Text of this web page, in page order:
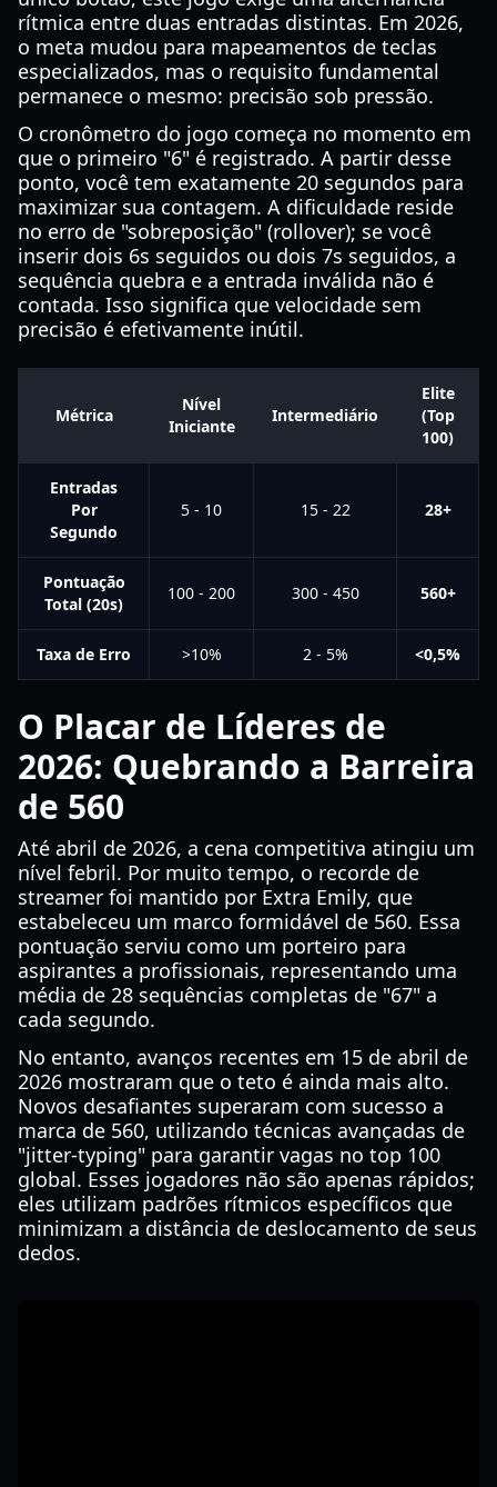
rítmica entre duas entradas distintas. Em 2026,
o meta mudou para mapeamentos de teclas
especializados, mas o requisito fundamental
permanece o mesmo: precisão sob pressão.
O cronômetro do jogo começa no momento em
que o primeiro "6" é registrado. A partir desse
ponto, você tem exatamente 20 segundos para
maximizar sua contagem. A dificuldade reside
no erro de "sobreposição" (rollover); se você
inserir dois 6s seguidos ou dois 7s seguidos, a
sequência quebra e a entrada inválida não é
contada. Isso significa que velocidade sem
precisão é efetivamente inútil.
Métrica
Nível
Iniciante
Intermediário
Elite
(Top
100)
Entradas
Por
Segundo
5 - 10 15 - 22 28+
Pontuação
Total (20s)
100 - 200 300 - 450 560+
Taxa de Erro >10% 2 - 5% <0,5%
O Placar de Líderes de
2026: Quebrando a Barreira
de 560
Até abril de 2026, a cena competitiva atingiu um
nível febril. Por muito tempo, o recorde de
streamer foi mantido por Extra Emily, que
estabeleceu um marco formidável de 560. Essa
pontuação serviu como um porteiro para
aspirantes a profissionais, representando uma
média de 28 sequências completas de "67" a
cada segundo.
No entanto, avanços recentes em 15 de abril de
2026 mostraram que o teto é ainda mais alto.
Novos desafiantes superaram com sucesso a
marca de 560, utilizando técnicas avançadas de
"jitter-typing" para garantir vagas no top 100
global. Esses jogadores não são apenas rápidos;
eles utilizam padrões rítmicos específicos que
minimizam a distância de deslocamento de seus
dedos.